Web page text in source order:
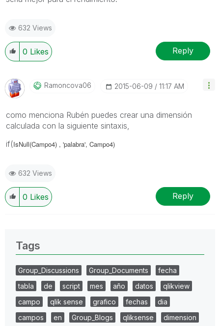
632 Views
0 Likes Reply
Ramoncova06 ‎2015-06-09 11:17 AM
como menciona Rubén puedes crear una dimensión
calculada con la siguiente sintaxis,
if(IsNull(Campo4) , 'palabra', Campo4)
632 Views
0 Likes Reply
Tags
Group_Discussions Group_Documents
fecha
tabla
de script mes año datos
qlikview
campo
qlik sense grafico fechas
dia
campos
en Group_Blogs qliksense dimension